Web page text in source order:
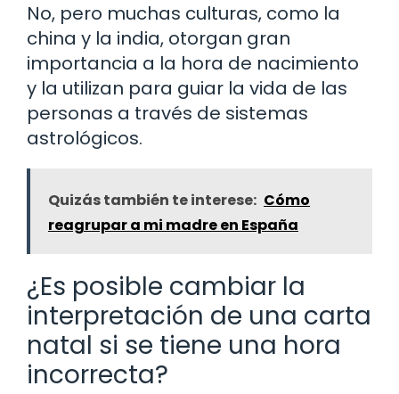
No, pero muchas culturas, como la
china y la india, otorgan gran
importancia a la hora de nacimiento
y la utilizan para guiar la vida de las
personas a través de sistemas
astrológicos.
Quizás también te interese: Cómo
reagrupar a mi madre en España
¿Es posible cambiar la
interpretación de una carta
natal si se tiene una hora
incorrecta?